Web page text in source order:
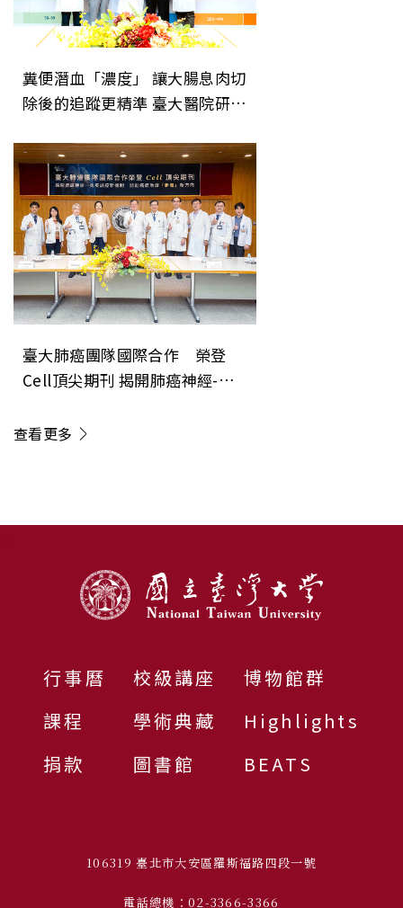
糞便潛血「濃度」 讓大腸息肉切
除後的追蹤更精準 臺大醫院研究
《Gastroenterology》
臺大肺癌團隊國際合作 榮登
Cell頂尖期刊 揭開肺癌神經-免
電」新方向
查看更多
行事曆
課程
捐款
校級講座
學術典藏
圖書館
博物館群
Highlights
BEATS
106319 臺北市大安區羅斯福路四段一號
電話總機：02-3366-3366